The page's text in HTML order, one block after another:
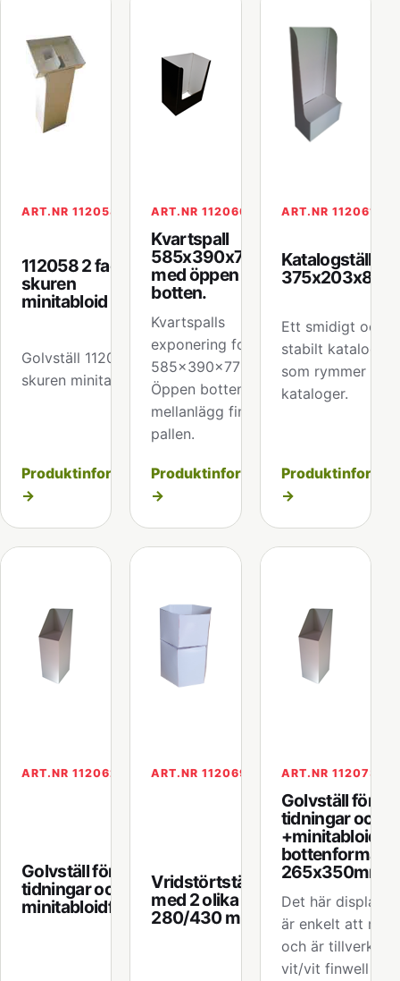
ART.NR 112058
112058 2 fack för
skuren
minitabloid
Golvställ 112058 2x
skuren minitabloid
Produktinformation
→
ART.NR 112060
Kvartspall
585x390x775mm
med öppen
botten.
Kvartspalls
exponering format
585x390x770mm
Öppen botten,
mellanlägg finns till
pallen.
Produktinformation
→
ART.NR 112061
Katalogställ
Ett smidigt och
stabilt
som rymmer
kataloger.
→
ART.NR 112062
Golvställ för A4
tidningar och
minitabloidformat
ART.NR 112069
Vridstörtställ
med 2 olika djup
280/430 mm
ART.NR 112073
Golvställ för
tidningar och
bottenformat
265x350mm
Det här
är enkelt att
och är tillverkat
vit/vit finwell av